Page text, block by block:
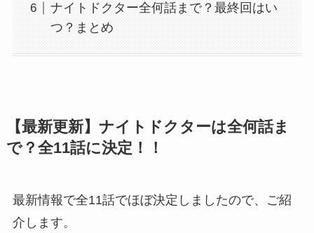
ナイトドクター全何話まで？最終回はい
つ？まとめ
【最新更新】ナイトドクターは全何話ま
で？全11話に決定！！
最新情報で全11話でほぼ決定しましたので、ご紹
介します。